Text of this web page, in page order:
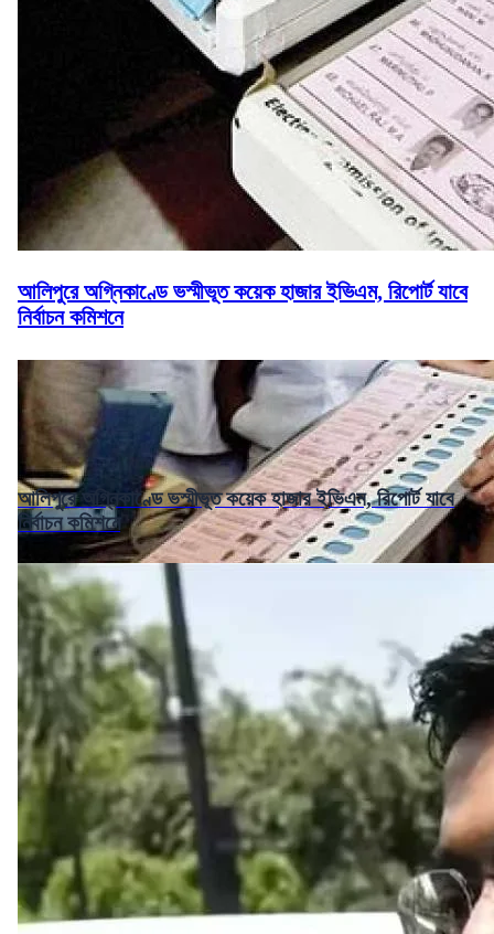
আলিপুরে অগ্নিকাণ্ডে ভস্মীভূত কয়েক হাজার ইভিএম, রিপোর্ট যাবে
নির্বাচন কমিশনে
আলিপুরে অগ্নিকাণ্ডে ভস্মীভূত কয়েক হাজার ইভিএম, রিপোর্ট যাবে
নির্বাচন কমিশনে